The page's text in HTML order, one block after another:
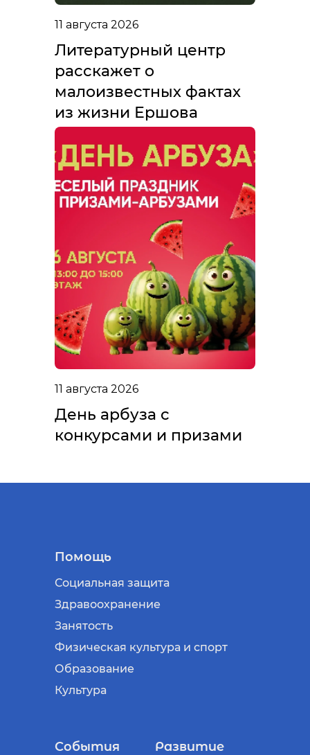
11 августа 2026
Литературный центр
расскажет о
малоизвестных фактах
из жизни Ершова
11 августа 2026
День арбуза с
конкурсами и призами
Помощь
Социальная защита
Здравоохранение
Занятость
Физическая культура и спорт
Образование
Культура
События Развитие